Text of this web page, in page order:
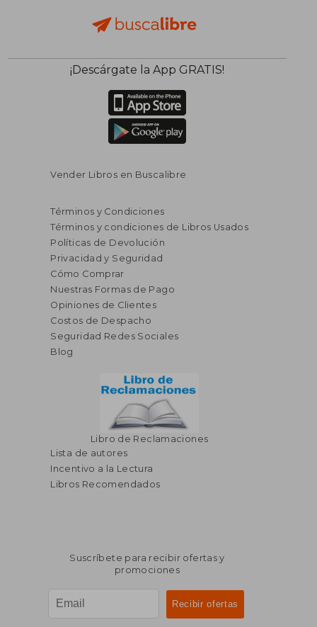
¡Descárgate la App GRATIS!
Vender Libros en Buscalibre
Términos y Condiciones
Términos y condiciones de Libros Usados
Políticas de Devolución
Privacidad y Seguridad
Cómo Comprar
Nuestras Formas de Pago
Opiniones de Clientes
Costos de Despacho
Seguridad Redes Sociales
Blog
Libro de Reclamaciones
Lista de autores
Incentivo a la Lectura
Libros Recomendados
Suscríbete para recibir ofertas y
promociones